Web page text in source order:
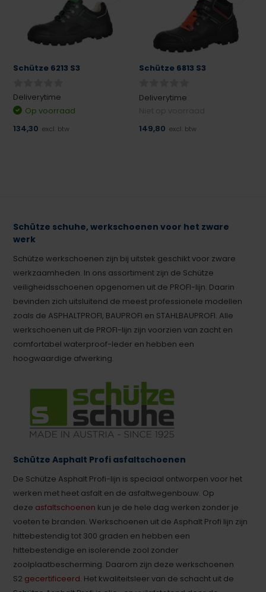
Schütze 6213 S3
Deliverytime
Op voorraad
134,30 excl. btw
Schütze 6813 S3
Deliverytime
149,80 excl. btw
Schütze schuhe, werkschoenen voor het zware
werk
Schütze werkschoenen zijn bij uitstek geschikt voor zware
werkzaamheden. In ons assortiment zijn de Schütze
veiligheidsschoenen opgenomen uit de PROFI-lijn. Daarin
bevinden zich uitsluitend de meest professionele modellen
zoals de ASPHALTPROFI, BAUPROFI en STAHLBAUPROFI. Alle
werkschoenen uit de PROFI-lijn zijn voorzien van zacht en
comfortabel waterproof-leder en hebben een
hoogwaardige afwerking.
Schütze Asphalt Profi asfaltschoenen
De Schütze Asphalt Profi-lijn is speciaal ontworpen voor het
werken met heet asfalt en de asfaltwegenbouw. Op
deze asfaltschoenen kun je de hele dag werken zonder je
voeten te branden. Werkschoenen uit de Asphalt Profi lijn zijn
hittebestendig tot 300 graden en hebben een
hittebestendige en isolerende zool zonder
zoolplaatbescherming. Daarom zijn deze werkschoenen
S2 gecertificeerd. Het kwaliteitsleer van de schacht uit de